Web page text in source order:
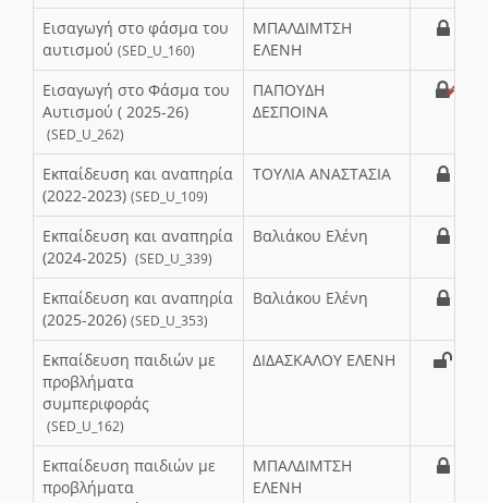
Εισαγωγή στο φάσμα του
αυτισμού (SED_U_160)
ΜΠΑΛΔΙΜΤΣΗ
ΕΛΕΝΗ
Εισαγωγή στο Φάσμα του
Αυτισμού ( 2025-26)
(SED_U_262)
ΠΑΠΟΥΔΗ
ΔΕΣΠΟΙΝΑ
Εκπαίδευση και αναπηρία
(2022-2023) (SED_U_109)
ΤΟΥΛΙΑ ΑΝΑΣΤΑΣΙΑ
Εκπαίδευση και αναπηρία
(2024-2025) (SED_U_339)
Βαλιάκου Ελένη
Εκπαίδευση και αναπηρία
(2025-2026) (SED_U_353)
Βαλιάκου Ελένη
Εκπαίδευση παιδιών με
προβλήματα
συμπεριφοράς
(SED_U_162)
ΔΙΔΑΣΚΑΛΟΥ ΕΛΕΝΗ
Εκπαίδευση παιδιών με
προβλήματα
ΜΠΑΛΔΙΜΤΣΗ
ΕΛΕΝΗ